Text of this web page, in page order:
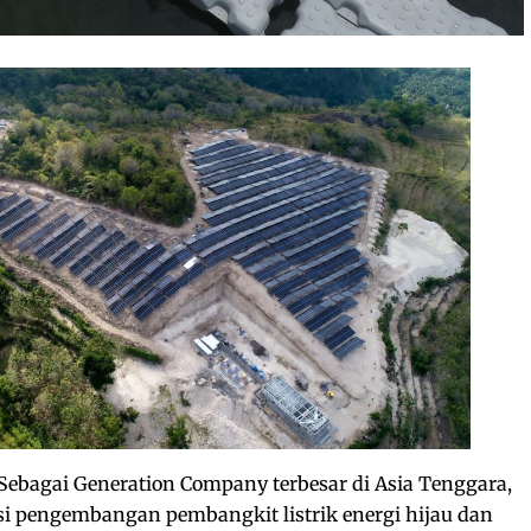
Generation Company terbesar di Asia Tenggara,
pengembangan pembangkit listrik energi hijau dan